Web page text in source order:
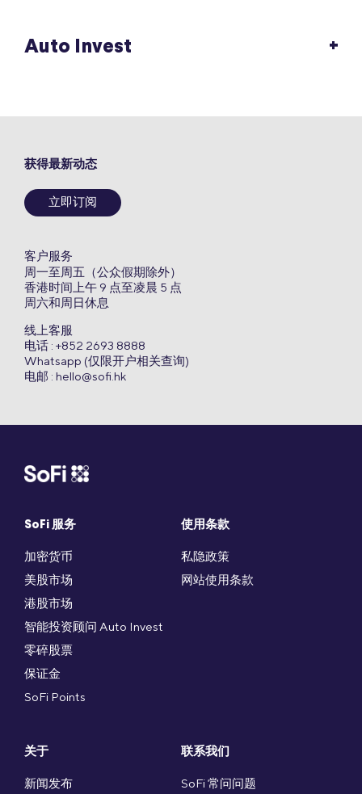
Auto Invest
SoFi 服务
加密货币
美股市场
港股市场
智能投资顾问 Auto Invest
零碎股票
保证金
SoFi Points
使用条款
私隐政策
网站使用条款
关于
新闻发布
联系我们
SoFi 常问问题
获得最新动态
立即订阅
客户服务
周一至周五（公众假期除外）
香港时间上午 9 点至凌晨 5 点
周六和周日休息
线上客服
电话 : +852 2693 8888
Whatsapp (仅限开户相关查询)
电邮 : hello@sofi.hk